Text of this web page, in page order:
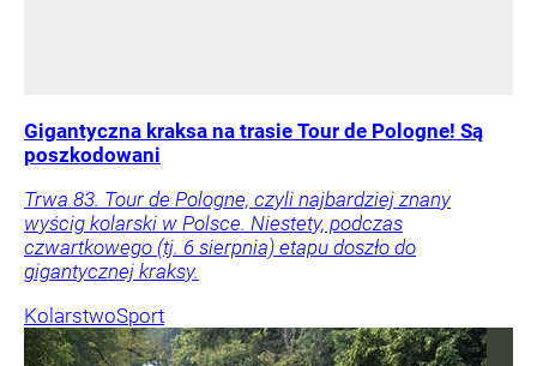
Gigantyczna kraksa na trasie Tour de Pologne! Są
poszkodowani
Trwa 83. Tour de Pologne, czyli najbardziej znany
wyścig kolarski w Polsce. Niestety, podczas
czwartkowego (tj. 6 sierpnia) etapu doszło do
gigantycznej kraksy.
KolarstwoSport